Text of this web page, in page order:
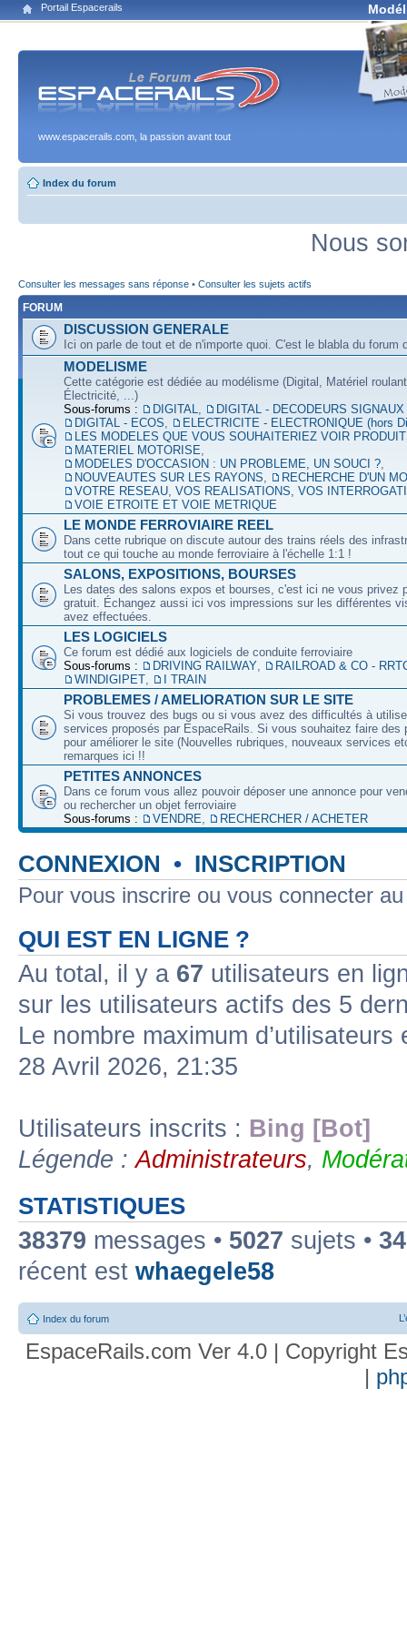
Portail Espacerails
www.espacerails.com, la passion avant tout
Index du forum
Nous
Consulter les messages sans réponse • Consulter les sujets actifs
FORUM
DISCUSSION GENERALE
Ici on parle de tout et de n'importe quoi. C'est le blabla du forum
MODELISME
Cette catégorie est dédiée au modélisme (Digital, Matériel
Électricité, ...)
Sous-forums :
DIGITAL,
DIGITAL - DECODEURS
DIGITAL - ECOS,
ELECTRICITE - ELECTRONIQUE (hors
LES MODELES QUE VOUS SOUHAITERIEZ VOIR
MATERIEL MOTORISE,
MODELES D'OCCASION : UN PROBLEME, UN SOUCI ?,
NOUVEAUTES SUR LES RAYONS,
RECHERCHE D'UN
VOTRE RESEAU, VOS REALISATIONS, VOS
VOIE ETROITE ET VOIE METRIQUE
LE MONDE FERROVIAIRE REEL
Dans cette rubrique on discute autour des trains réels des
tout ce qui touche au monde ferroviaire à l'échelle 1:1 !
SALONS, EXPOSITIONS, BOURSES
Les dates des salons expos et bourses, c'est ici ne vous privez
gratuit. Échangez aussi ici vos impressions sur les différentes
avez effectuées.
LES LOGICIELS
Ce forum est dédié aux logiciels de conduite ferroviaire
Sous-forums :
DRIVING RAILWAY,
RAILROAD & CO -
WINDIGIPET, I TRAIN
PROBLEMES / AMELIORATION SUR LE SITE
Si vous trouvez des bugs ou si vous avez des difficultés à
services proposés par EspaceRails. Si vous souhaitez faire des
pour améliorer le site (Nouvelles rubriques, nouveaux services
remarques ici !!
PETITES ANNONCES
Dans ce forum vous allez pouvoir déposer une annonce pour
ou rechercher un objet ferroviaire
Sous-forums :
VENDRE, RECHERCHER / ACHETER
CONNEXION • INSCRIPTION
Pour vous inscrire ou vous connecter
QUI EST EN LIGNE ?
Au total, il y a 67 utilisateurs en
sur les utilisateurs actifs des 5
Le nombre maximum
28 Avril 2026, 21:35
Utilisateurs inscrits : Bing [Bot]
Légende :Administrateurs,
STATISTIQUES
38379 messages • 5027 sujets •
récent est whaegele58
Index du forum
EspaceRails.com Ver 4.0 | Copyright
|